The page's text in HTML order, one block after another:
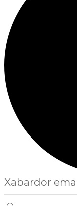
Xabardor